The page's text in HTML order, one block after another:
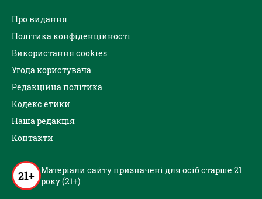
Про видання
Політика конфіденційності
Використання cookies
Угода користувача
Редакційна політика
Кодекс етики
Наша редакція
Контакти
21+ Матеріали сайту призначені для осіб старше 21
року (21+)